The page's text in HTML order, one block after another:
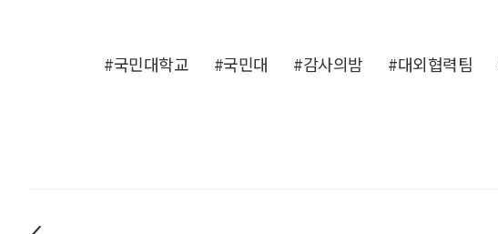
#국민대학교 #국민대 #감사의밤 #대외협력팀